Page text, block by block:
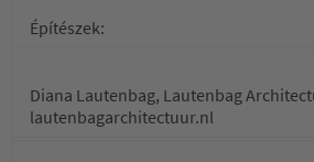
Építészek:
Diana Lautenbag, Lautenbag
lautenbagarchitectuur.nl